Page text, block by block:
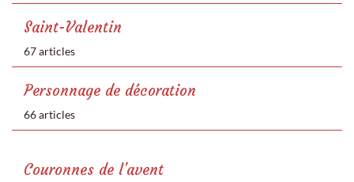
Saint-Valentin
67 articles
Personnage de décoration
66 articles
Couronnes de l'avent